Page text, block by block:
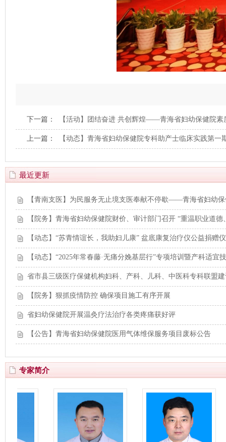
下一篇： 【活动】团结奋进 共创辉煌——青海省妇幼保健院素
上一篇： 【动态】青海省妇幼保健院专科助产士临床实践第一
最近更新
【青南支医】为民服务无止境支医奉献不停歇——青海省妇幼
【院务】青海省妇幼保健院财价、审计部门召开 “重温职业道
【动态】“苏青情谊长，我助妇儿康” 盆底康复治疗仪公益捐赠
【动态】“2025年常春藤·无痛分娩基层行”专项培训暨产科适宜
省市县三级医疗保健机构妇科、产科、儿科、中医科专科联盟
【院务】狠抓疫情防控 确保项目施工有序开展
省妇幼保健院开展温灸疗法治疗各类疼痛获好评
【公告】青海省妇幼保健院医用气体维保服务项目废标公告
专家简介